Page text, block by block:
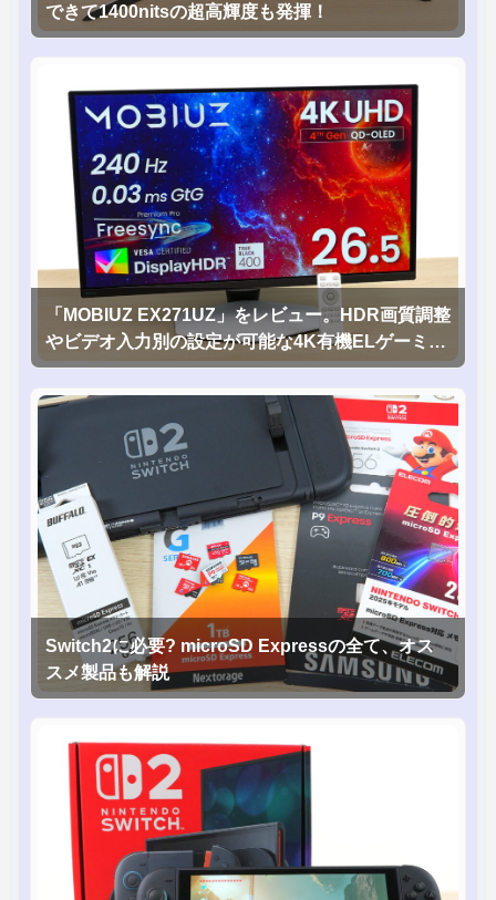
できて1400nitsの超高輝度も発揮！
「MOBIUZ EX271UZ」をレビュー。HDR画質調整
やビデオ入力別の設定が可能な4K有機ELゲーミン
グモニタを徹底検証
Switch2に必要? microSD Expressの全て、オス
スメ製品も解説